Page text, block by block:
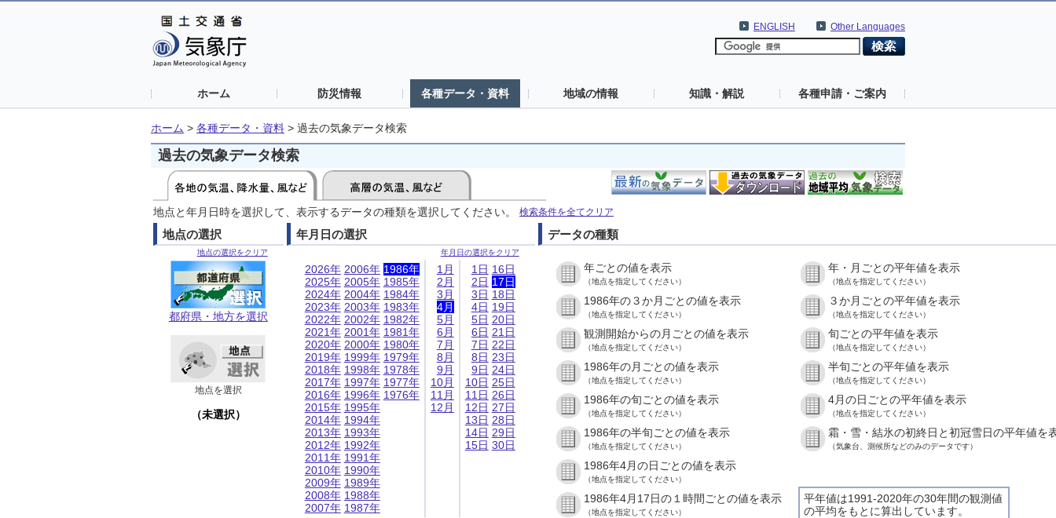
Other Languages
ENGLISH
ホーム 防災情報 各種データ・資料 地域の情報 知識・解説 各種申請・ご案内
ホーム > 各種データ・資料 > 過去の気象データ検索
過去の気象データ検索
地点と年月日時を選択して、表示するデータの種類を選択してください。 検索条件を全てクリア
地点の選択
地点の選択をクリア
都府県・地方を選択
地点を選択
（未選択）
年月日の選択
年月日の選択をクリア
2026年
2025年
2024年
2023年
2022年
2021年
2020年
2019年
2018年
2017年
2016年
2015年
2014年
2013年
2012年
2011年
2010年
2009年
2008年
2007年
2006年
2005年
2004年
2003年
2002年
2001年
2000年
1999年
1998年
1997年
1996年
1995年
1994年
1993年
1992年
1991年
1990年
1989年
1988年
1987年
1986年
1985年
1984年
1983年
1982年
1981年
1980年
1979年
1978年
1977年
1976年
1月
2月
3月
4月
5月
6月
7月
8月
9月
10月
11月
12月
1日
2日
3日
4日
5日
6日
7日
8日
9日
10日
11日
12日
13日
14日
15日
16日
17日
18日
19日
20日
21日
22日
23日
24日
25日
26日
27日
28日
29日
30日
データの種類
年ごとの値を表示
（地点を指定してください）
年・月ごとの平年値を表示
（地点を指定してください）
1986年の３か月ごとの値を表示
（地点を指定してください）
３か月ごとの平年値を表示
（地点を指定してください）
観測開始からの月ごとの値を表示
（地点を指定してください）
旬ごとの平年値を表示
（地点を指定してください）
1986年の月ごとの値を表示
（地点を指定してください）
半旬ごとの平年値を表示
（地点を指定してください）
1986年の旬ごとの値を表示
（地点を指定してください）
4月の日ごとの平年値を表示
（地点を指定してください）
1986年の半旬ごとの値を表示
（地点を指定してください）
霜・雪・結氷の初終日と初冠雪日の平年値を
（気象台、測候所などのみのデータです）
1986年4月の日ごとの値を表示
（地点を指定してください）
平年値は1991-2020年の30年間の観測値
の平均をもとに算出しています。
1986年4月17日の１時間ごとの値を表示
（地点を指定してください）